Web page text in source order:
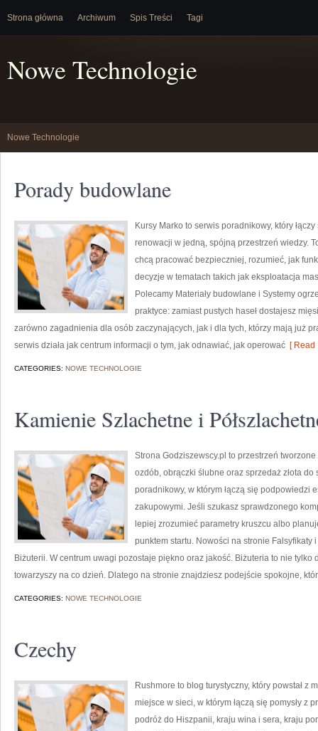
Strona główna Archiwum Spis Treści Tagi
Nowe Technologie
Nowe Technologie
Porady budowlane
Kursy Marko to serwis poradnikowy, który
renowacji w jedną, spójną przestrzeń wiedzy.
chcą pracować bezpieczniej, rozumieć, jak
decyzje w tematach takich jak eksploatacja
Polecamy Materiały budowlane i Systemy
praktyce: zamiast pustych haseł dostajesz
zarówno zagadnienia dla osób zaczynających, jak i dla tych, którzy mają już
serwis działa jak centrum informacji o tym, jak odnawiać, jak operować [ Read
CATEGORIES: NOWE TECHNOLOGIE
Kamienie Szlachetne i
Strona Godziszewscy.pl to przestrzeń
ozdób, obrączki ślubne oraz sprzedaż złota
poradnikowy, w którym łączą się podpowiedzi
zakupowymi. Jeśli szukasz sprawdzonego
lepiej zrozumieć parametry kruszcu albo
punktem startu. Nowości na stronie
Biżuterii. W centrum uwagi pozostaje piękno oraz jakość. Biżuteria to nie tylko
towarzyszy na co dzień. Dlatego na stronie znajdziesz podejście spokojne,
CATEGORIES: NOWE TECHNOLOGIE
Czechy
Rushmore to blog turystyczny, który powstał z
miejsce w sieci, w którym łączą się pomysły z
podróż do Hiszpanii, kraju wina i sera, kraju